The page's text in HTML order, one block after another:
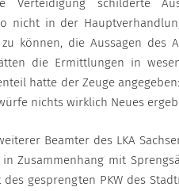
Verteidigung schilderte
nicht in der
können, die Aussagen des
die Ermittlungen in
hatte der Zeuge
nichts wirklich Neues
Beamter des LKA
Zusammenhang mit
des gesprengten PKW des